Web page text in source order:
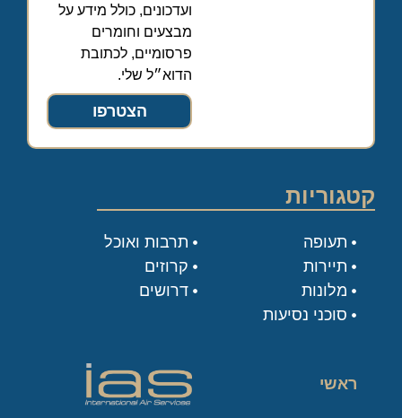
ועדכונים, כולל מידע על
מבצעים וחומרים
פרסומיים, לכתובת
הדוא״ל שלי.
הצטרפו
קטגוריות
תעופה
תיירות
מלונות
סוכני נסיעות
תרבות ואוכל
קרוזים
דרושים
ראשי